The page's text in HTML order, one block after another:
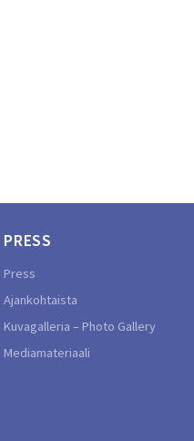
PRESS
Press
Ajankohtaista
Kuvagalleria – Photo Gallery
Mediamateriaali